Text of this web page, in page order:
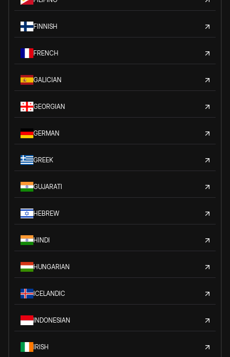
FINNISH
FRENCH
GALICIAN
GEORGIAN
GERMAN
GREEK
GUJARATI
HEBREW
HINDI
HUNGARIAN
ICELANDIC
INDONESIAN
IRISH